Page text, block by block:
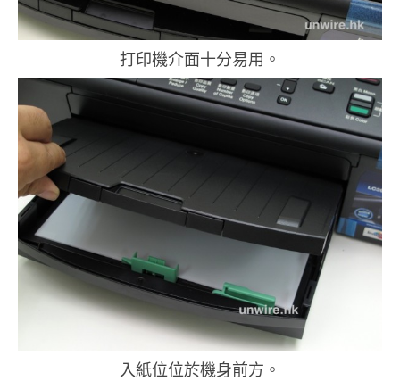
打印機介面十分易用。
入紙位位於機身前方。